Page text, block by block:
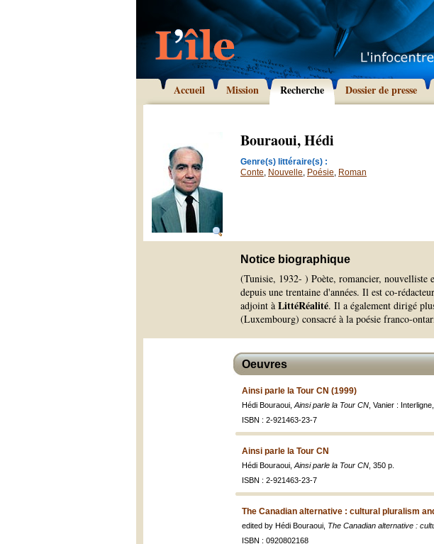
Accueil Mission Recherche Dossier de presse
Bouraoui, Hédi
Genre(s) littéraire(s) :
Conte, Nouvelle, Poésie, Roman
Notice biographique
(Tunisie, 1932- ) Poète, romancier,
depuis une trentaine d'années. Il est co-
adjoint à LittéRéalité. Il a également dirigé
(Luxembourg) consacré à la poésie franco-
Oeuvres
Ainsi parle la Tour CN (1999)
Hédi Bouraoui, Ainsi parle la Tour CN , Vanier :
ISBN : 2-921463-23-7
Ainsi parle la Tour CN
Hédi Bouraoui, Ainsi parle la Tour CN , 350 p.
ISBN : 2-921463-23-7
The Canadian alternative : cultural pluralism
edited by Hédi Bouraoui, The Canadian alternative :
ISBN : 0920802168